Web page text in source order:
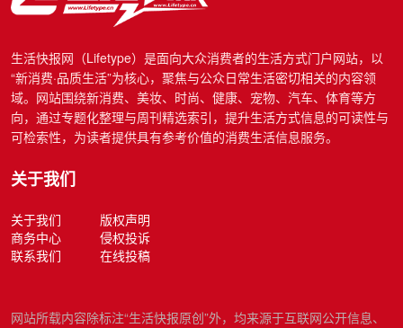
生活快报网（Lifetype）是面向大众消费者的生活方式门户网站，以
“新消费·品质生活”为核心，聚焦与公众日常生活密切相关的内容领
域。网站围绕新消费、美妆、时尚、健康、宠物、汽车、体育等方
向，通过专题化整理与周刊精选索引，提升生活方式信息的可读性与
可检索性，为读者提供具有参考价值的消费生活信息服务。
关于我们
关于我们
版权声明
商务中心
侵权投诉
联系我们
在线投稿
网站所载内容除标注“生活快报原创”外，均来源于互联网公开信息、